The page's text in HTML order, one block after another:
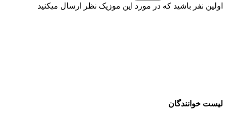
اولین نفر باشید که در مورد این موزیک نظر ارسال میکنید
لیست خوانندگان